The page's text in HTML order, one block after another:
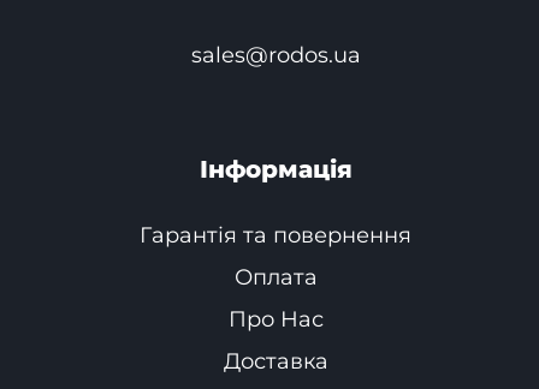
sales@rodos.ua
Інформація
Гарантія та повернення
Оплата
Про Нас
Доставка